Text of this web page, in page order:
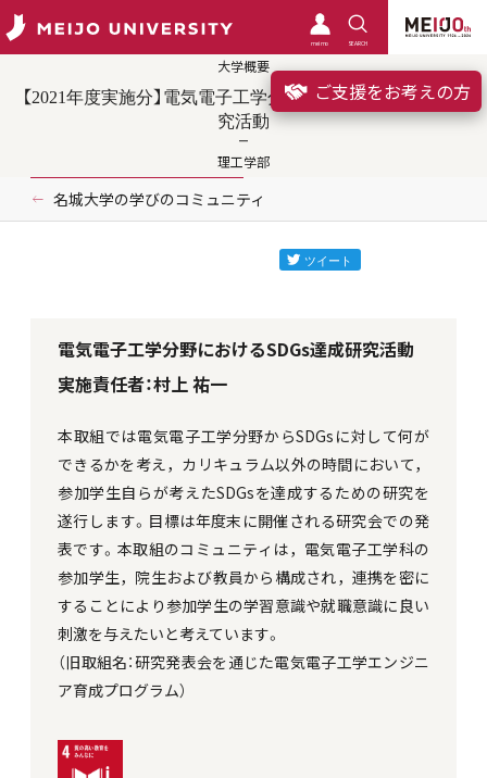
meimo SEARCH
ご支援をお考えの方
大学概要
【2021年度実施分】電気電子工学分野におけるSDGs達成研
究活動
理工学部
名城大学の学びのコミュニティ
電気電子工学分野におけるSDGs達成研究活動
実施責任者：村上 祐一
本取組では電気電子工学分野からSDGsに対して何が
できるかを考え，カリキュラム以外の時間において，
参加学生自らが考えたSDGsを達成するための研究を
遂行します。目標は年度末に開催される研究会での発
表です。本取組のコミュニティは，電気電子工学科の
参加学生，院生および教員から構成され，連携を密に
することにより参加学生の学習意識や就職意識に良い
刺激を与えたいと考えています。
（旧取組名：研究発表会を通じた電気電子工学エンジニ
ア育成プログラム）